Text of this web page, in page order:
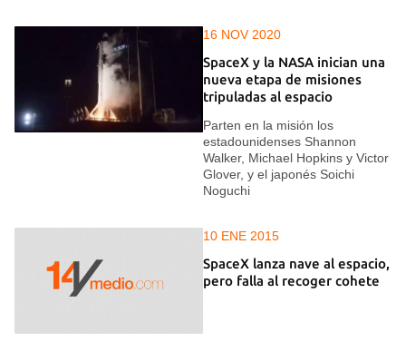
16 NOV 2020
SpaceX y la NASA inician una
nueva etapa de misiones
tripuladas al espacio
Parten en la misión los
estadounidenses Shannon
Walker, Michael Hopkins y Victor
Glover, y el japonés Soichi
Noguchi
10 ENE 2015
SpaceX lanza nave al espacio,
pero falla al recoger cohete